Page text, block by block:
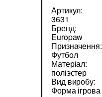
Артикул:
3631
Бренд:
Europaw
Призначення:
Футбол
Матеріал:
поліэстер
Вид виробу:
Форма ігрова